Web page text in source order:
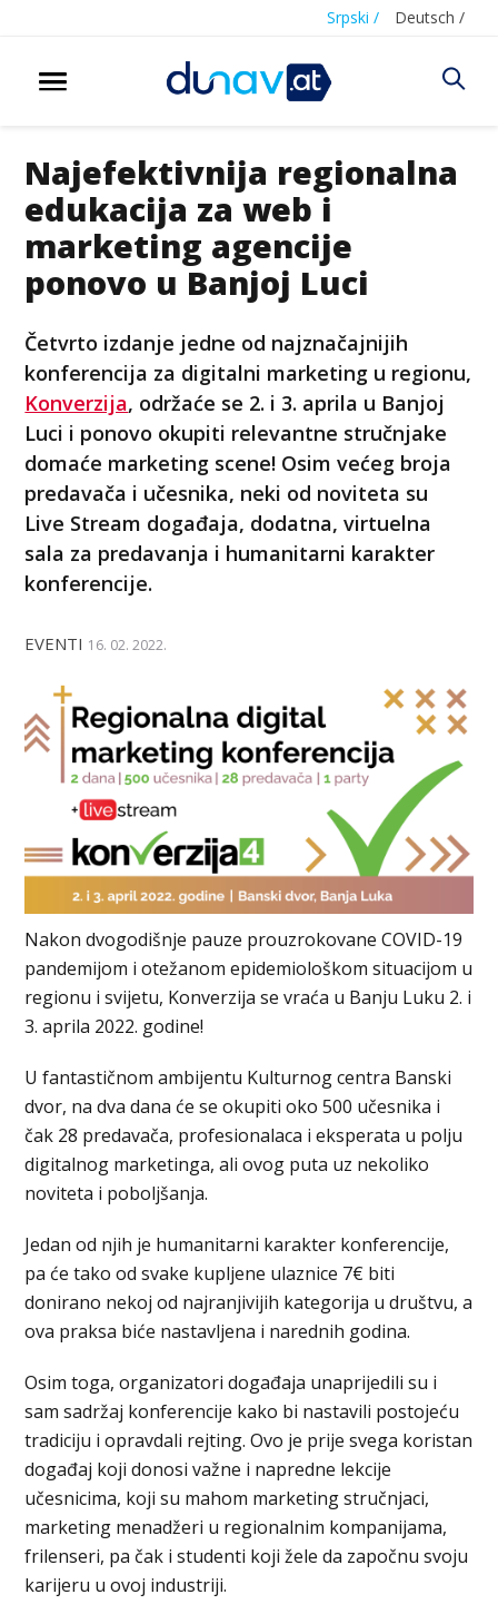
Srpski / Deutsch /
Najefektivnija regionalna
edukacija za web i
marketing agencije
ponovo u Banjoj Luci
Četvrto izdanje jedne od najznačajnijih
konferencija za digitalni marketing u regionu,
Konverzija, održaće se 2. i 3. aprila u Banjoj
Luci i ponovo okupiti relevantne stručnjake
domaće marketing scene! Osim većeg broja
predavača i učesnika, neki od noviteta su
Live Stream događaja, dodatna, virtuelna
sala za predavanja i humanitarni karakter
konferencije.
EVENTI 16. 02. 2022.
Nakon dvogodišnje pauze prouzrokovane COVID-19
pandemijom i otežanom epidemiološkom situacijom u
regionu i svijetu, Konverzija se vraća u Banju Luku 2. i
3. aprila 2022. godine!
U fantastičnom ambijentu Kulturnog centra Banski
dvor, na dva dana će se okupiti oko 500 učesnika i
čak 28 predavača, profesionalaca i eksperata u polju
digitalnog marketinga, ali ovog puta uz nekoliko
noviteta i poboljšanja.
Jedan od njih je humanitarni karakter konferencije,
pa će tako od svake kupljene ulaznice 7€ biti
donirano nekoj od najranjivijih kategorija u društvu, a
ova praksa biće nastavljena i narednih godina.
Osim toga, organizatori događaja unaprijedili su i
sam sadržaj konferencije kako bi nastavili postojeću
tradiciju i opravdali rejting. Ovo je prije svega koristan
događaj koji donosi važne i napredne lekcije
učesnicima, koji su mahom marketing stručnjaci,
marketing menadžeri u regionalnim kompanijama,
frilenseri, pa čak i studenti koji žele da započnu svoju
karijeru u ovoj industriji.